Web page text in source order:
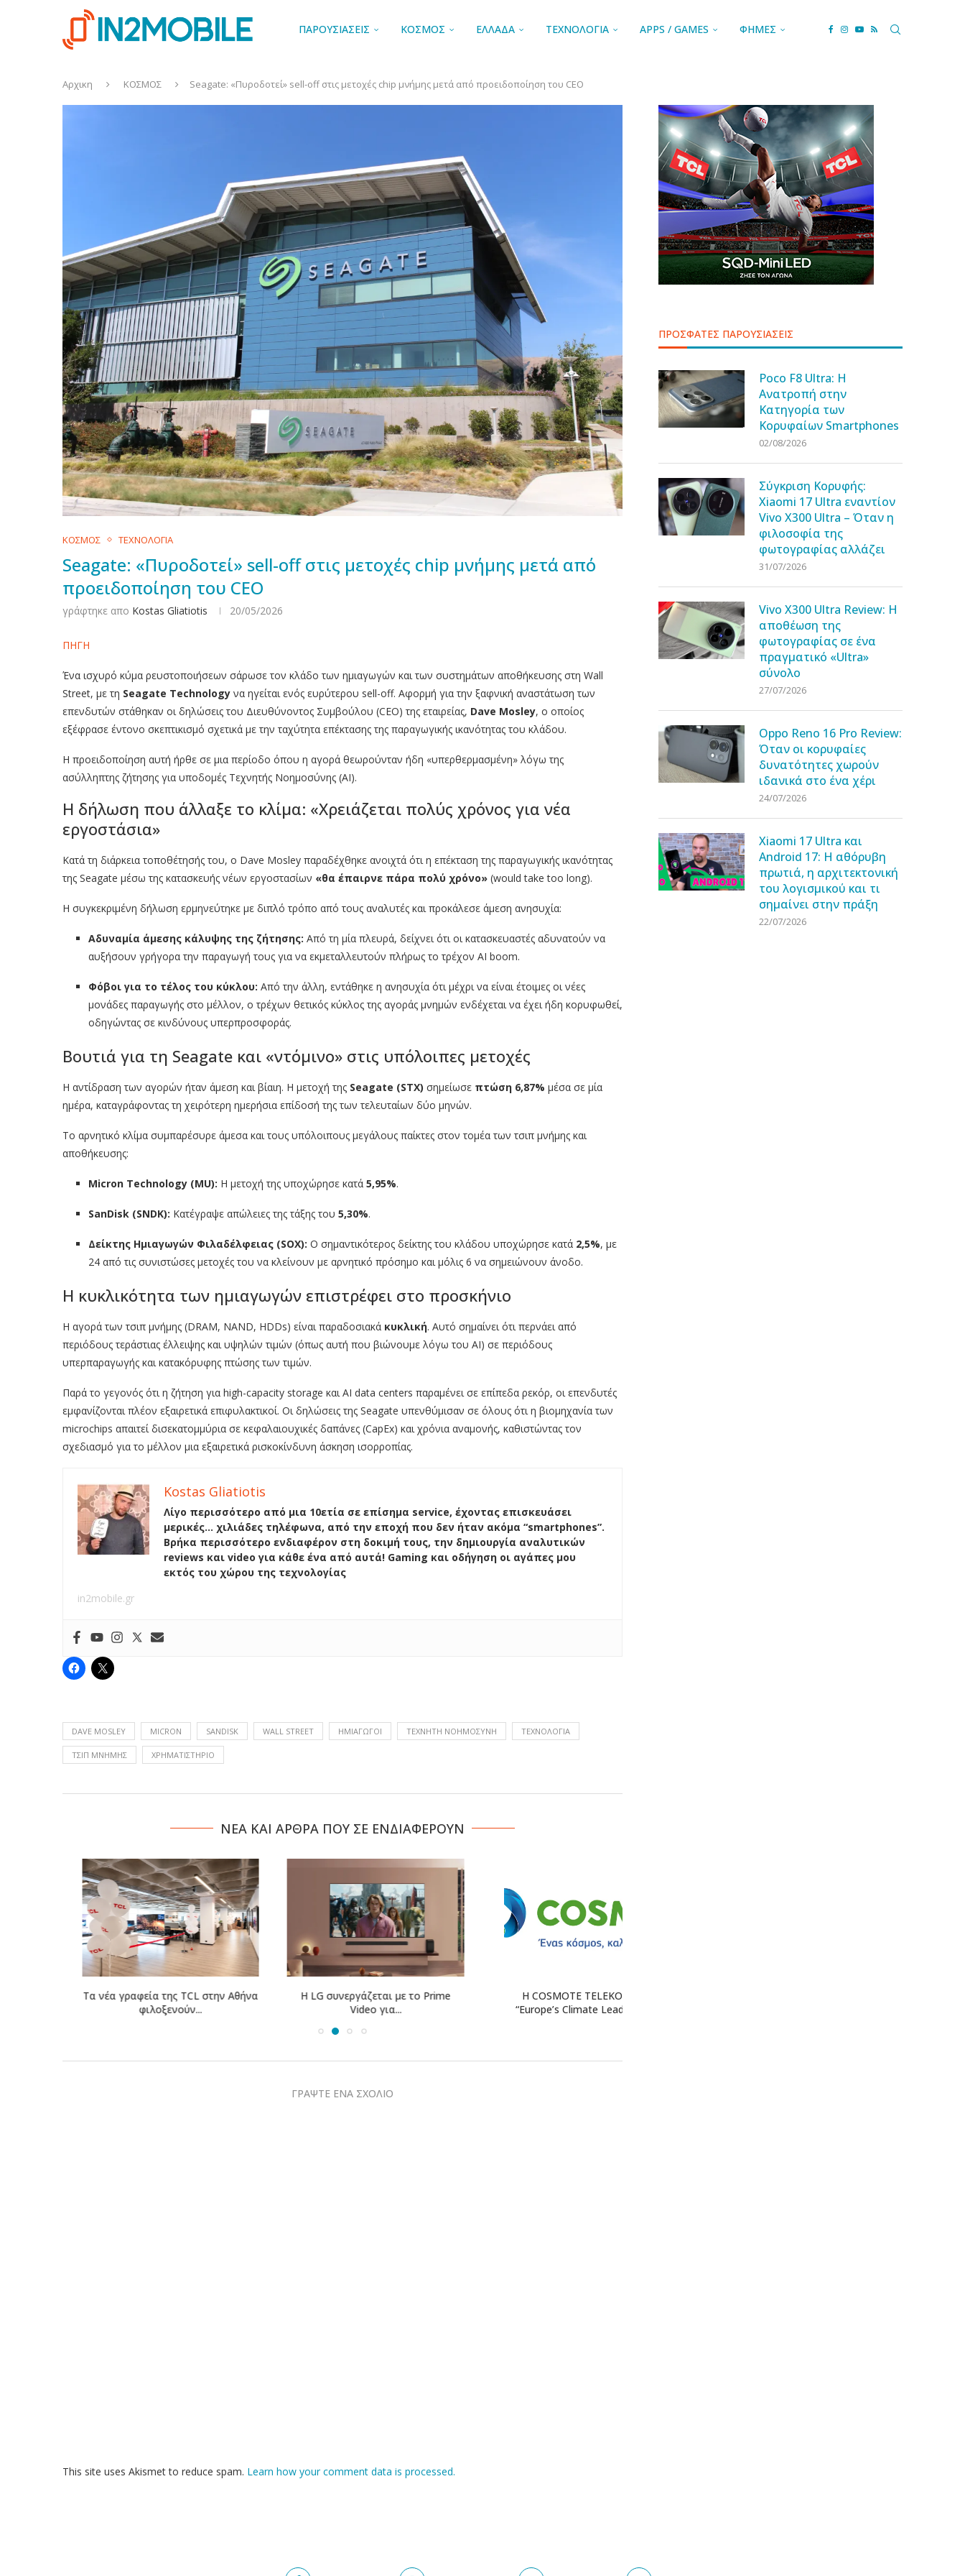
ΠΑΡΟΥΣΙΑΣΕΙΣ ΚΟΣΜΟΣ ΕΛΛΑΔΑ ΤΕΧΝΟΛΟΓΙΑ APPS / GAMES ΦΗΜΕΣ
Αρχικη ΚΟΣΜΟΣ Seagate: «Πυροδοτεί» sell-off στις μετοχές chip μνήμης μετά από προειδοποίηση του CEO
ΚΟΣΜΟΣ ΤΕΧΝΟΛΟΓΙΑ
Seagate: «Πυροδοτεί» sell-off στις μετοχές chip μνήμης μετά από
προειδοποίηση του CEO
γράφτηκε απο Kostas Gliatiotis 20/05/2026
ΠΗΓΗ
Ένα ισχυρό κύμα ρευστοποιήσεων σάρωσε τον κλάδο των ημιαγωγών και των συστημάτων αποθήκευσης στη Wall
Street, με τη Seagate Technology να ηγείται ενός ευρύτερου sell-off. Αφορμή για την ξαφνική αναστάτωση των
επενδυτών στάθηκαν οι δηλώσεις του Διευθύνοντος Συμβούλου (CEO) της εταιρείας, Dave Mosley, ο οποίος
εξέφρασε έντονο σκεπτικισμό σχετικά με την ταχύτητα επέκτασης της παραγωγικής ικανότητας του κλάδου.
Η προειδοποίηση αυτή ήρθε σε μια περίοδο όπου η αγορά θεωρούνταν ήδη «υπερθερμασμένη» λόγω της
ασύλληπτης ζήτησης για υποδομές Τεχνητής Νοημοσύνης (AI).
Η δήλωση που άλλαξε το κλίμα: «Χρειάζεται πολύς χρόνος για νέα
εργοστάσια»
Κατά τη διάρκεια τοποθέτησής του, ο Dave Mosley παραδέχθηκε ανοιχτά ότι η επέκταση της παραγωγικής ικανότητας
της Seagate μέσω της κατασκευής νέων εργοστασίων «θα έπαιρνε πάρα πολύ χρόνο» (would take too long).
Η συγκεκριμένη δήλωση ερμηνεύτηκε με διπλό τρόπο από τους αναλυτές και προκάλεσε άμεση ανησυχία:
Αδυναμία άμεσης κάλυψης της ζήτησης: Από τη μία πλευρά, δείχνει ότι οι κατασκευαστές αδυνατούν να
αυξήσουν γρήγορα την παραγωγή τους για να εκμεταλλευτούν πλήρως το τρέχον AI boom.
Φόβοι για το τέλος του κύκλου: Από την άλλη, εντάθηκε η ανησυχία ότι μέχρι να είναι έτοιμες οι νέες
μονάδες παραγωγής στο μέλλον, ο τρέχων θετικός κύκλος της αγοράς μνημών ενδέχεται να έχει ήδη κορυφωθεί,
οδηγώντας σε κινδύνους υπερπροσφοράς.
Βουτιά για τη Seagate και «ντόμινο» στις υπόλοιπες μετοχές
Η αντίδραση των αγορών ήταν άμεση και βίαιη. Η μετοχή της Seagate (STX) σημείωσε πτώση 6,87% μέσα σε μία
ημέρα, καταγράφοντας τη χειρότερη ημερήσια επίδοσή της των τελευταίων δύο μηνών.
Το αρνητικό κλίμα συμπαρέσυρε άμεσα και τους υπόλοιπους μεγάλους παίκτες στον τομέα των τσιπ μνήμης και
αποθήκευσης:
Micron Technology (MU): Η μετοχή της υποχώρησε κατά 5,95%.
SanDisk (SNDK): Κατέγραψε απώλειες της τάξης του 5,30%.
Δείκτης Ημιαγωγών Φιλαδέλφειας (SOX): Ο σημαντικότερος δείκτης του κλάδου υποχώρησε κατά 2,5%, με
24 από τις συνιστώσες μετοχές του να κλείνουν με αρνητικό πρόσημο και μόλις 6 να σημειώνουν άνοδο.
Η κυκλικότητα των ημιαγωγών επιστρέφει στο προσκήνιο
Η αγορά των τσιπ μνήμης (DRAM, NAND, HDDs) είναι παραδοσιακά κυκλική. Αυτό σημαίνει ότι περνάει από
περιόδους τεράστιας έλλειψης και υψηλών τιμών (όπως αυτή που βιώνουμε λόγω του AI) σε περιόδους
υπερπαραγωγής και κατακόρυφης πτώσης των τιμών.
Παρά το γεγονός ότι η ζήτηση για high-capacity storage και AI data centers παραμένει σε επίπεδα ρεκόρ, οι επενδυτές
εμφανίζονται πλέον εξαιρετικά επιφυλακτικοί. Οι δηλώσεις της Seagate υπενθύμισαν σε όλους ότι η βιομηχανία των
microchips απαιτεί δισεκατομμύρια σε κεφαλαιουχικές δαπάνες (CapEx) και χρόνια αναμονής, καθιστώντας τον
σχεδιασμό για το μέλλον μια εξαιρετικά ρισκοκίνδυνη άσκηση ισορροπίας.
Kostas Gliatiotis
Λίγο περισσότερο από μια 10ετία σε επίσημα service, έχοντας επισκευάσει
μερικές… χιλιάδες τηλέφωνα, από την εποχή που δεν ήταν ακόμα “smartphones”.
Βρήκα περισσότερο ενδιαφέρον στη δοκιμή τους, την δημιουργία αναλυτικών
reviews και video για κάθε ένα από αυτά! Gaming και οδήγηση οι αγάπες μου
εκτός του χώρου της τεχνολογίας
in2mobile.gr
DAVE MOSLEY MICRON SANDISK WALL STREET ΗΜΙΑΓΩΓΟΊ ΤΕΧΝΗΤΉ ΝΟΗΜΟΣΎΝΗ ΤΕΧΝΟΛΟΓΙΑ
ΤΣΙΠ ΜΝΉΜΗΣ ΧΡΗΜΑΤΙΣΤΉΡΙΟ
NΕΑ ΚΑΙ ΑΡΘΡΑ ΠΟΥ ΣΕ ΕΝΔΙΑΦΕΡΟΥΝ
Τα νέα γραφεία της TCL στην Αθήνα
φιλοξενούν...
Η LG συνεργάζεται με το Prime
Video για...
Η COSMOTE TELEKOM στους
“Europe’s Climate Leaders” των...
ΓΡΑΨΤΕ ΕΝΑ ΣΧΟΛΙΟ
This site uses Akismet to reduce spam. Learn how your comment data is processed.
ΠΡΟΣΦΑΤΕΣ ΠΑΡΟΥΣΙΑΣΕΙΣ
Poco F8 Ultra: Η
Ανατροπή στην
Κατηγορία των
Κορυφαίων Smartphones
02/08/2026
Σύγκριση Κορυφής:
Xiaomi 17 Ultra εναντίον
Vivo X300 Ultra – Όταν η
φιλοσοφία της
φωτογραφίας αλλάζει
31/07/2026
Vivo X300 Ultra Review: Η
αποθέωση της
φωτογραφίας σε ένα
πραγματικό «Ultra»
σύνολο
27/07/2026
Oppo Reno 16 Pro Review:
Όταν οι κορυφαίες
δυνατότητες χωρούν
ιδανικά στο ένα χέρι
24/07/2026
Xiaomi 17 Ultra και
Android 17: Η αθόρυβη
πρωτιά, η αρχιτεκτονική
του λογισμικού και τι
σημαίνει στην πράξη
22/07/2026